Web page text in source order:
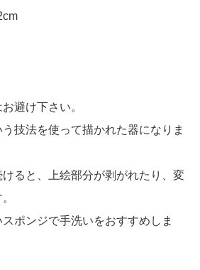
避け下さい。
技法を使って描かれた器になりま
ると、上絵部分が剥がれたり、変
ポンジで手洗いをおすすめしま